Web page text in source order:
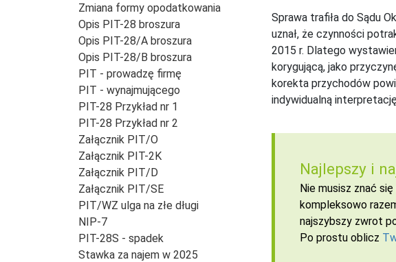
Zmiana formy opodatkowania
Opis PIT-28 broszura
Opis PIT-28/A broszura
Opis PIT-28/B broszura
PIT - prowadzę firmę
PIT - wynajmującego
PIT-28 Przykład nr 1
PIT-28 Przykład nr 2
Załącznik PIT/O
Załącznik PIT-2K
Załącznik PIT/D
Załącznik PIT/SE
PIT/WZ ulga na złe długi
NIP-7
PIT-28S - spadek
Stawka za najem w 2025
Sprawa trafiła do Sądu
uznał, że czynności
2015 r. Dlatego w
korygującą, jako
korekta przychodów
indywidualną
Najlepszy i
Nie musisz znać
kompleksowo
najszybszy zwrot
Po prostu oblicz